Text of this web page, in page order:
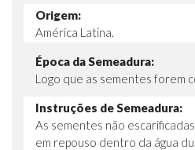
Origem:
América Latina.
Época da Semeadura:
Logo que as sementes forem
Instruções de Semeadura:
As sementes não
em repouso dentro da água